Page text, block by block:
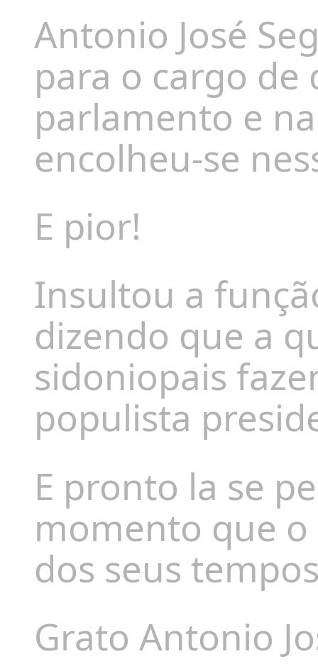
Antonio José
para o cargo
parlamento e
encolheu-se
E pior!
Insultou a
dizendo que a
sidoniopais
populista
E pronto la se
momento que
dos seus
Grato Antonio